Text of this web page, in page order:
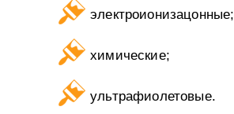
электроионизацонные;
химические;
ультрафиолетовые.